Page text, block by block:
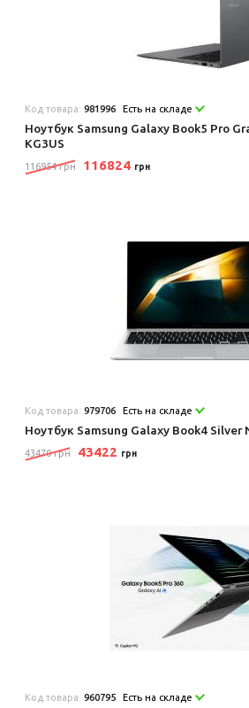
Код товара:981996 Есть на складе
Ноутбук Samsung Galaxy Book5 Pro
KG3US
116954 грн 116824 грн
Код товара:979706 Есть на складе
Ноутбук Samsung Galaxy Book4 Silver
43470 грн 43422 грн
Код товара:960795 Есть на складе